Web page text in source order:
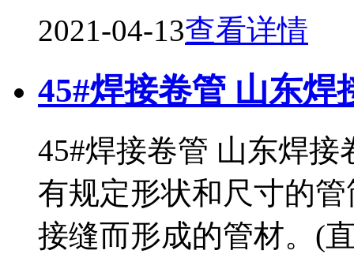
2021-04-13查看详情
45#焊接卷管 山东焊
45#焊接卷管 山东焊
有规定形状和尺寸的
接缝而形成的管材。(